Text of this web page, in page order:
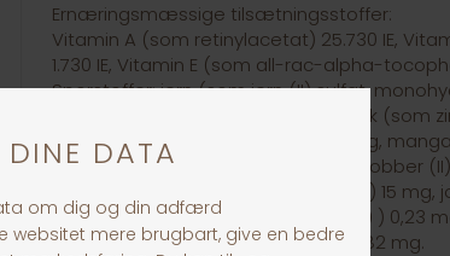
Ernæringsmæssige tilsætningsstoffer:
Vitamin A (som retinylacetat) 25.730 IE,
1.730 IE, Vitamin E (som all-rac-alpha-
Sporstoffer: jern (som jern (II) sulfat,
aminosyrechelat, hydrat) 95 mg, zink (som
aminosyre zinkchelat, hydrat) 150 mg,
monohydrat) 36 mg, kobber (som kobber
aminosyre kobber (II) chelat, hydrat) 15
0,96 mg, selen (som natriumselenit) ) 0,23
2.126 mg, taurin 1.000 mg, L-carnitin 82 mg.